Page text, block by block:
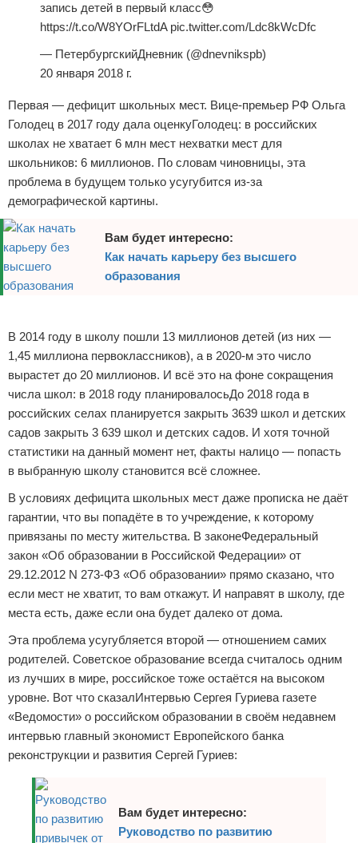
запись детей в первый класс😳
https://t.co/W8YOrFLtdA pic.twitter.com/Ldc8kWcDfc
— ПетербургскийДневник (@dnevnikspb)
20 января 2018 г.
Первая — дефицит школьных мест. Вице-премьер РФ Ольга
Голодец в 2017 году дала оценкуГолодец: в российских
школах не хватает 6 млн мест нехватки мест для
школьников: 6 миллионов. По словам чиновницы, эта
проблема в будущем только усугубится из-за
демографической картины.
Вам будет интересно:
Как начать карьеру без высшего
образования
В 2014 году в школу пошли 13 миллионов детей (из них —
1,45 миллиона первоклассников), а в 2020-м это число
вырастет до 20 миллионов. И всё это на фоне сокращения
числа школ: в 2018 году планировалосьДо 2018 года в
российских селах планируется закрыть 3639 школ и детских
садов закрыть 3 639 школ и детских садов. И хотя точной
статистики на данный момент нет, факты налицо — попасть
в выбранную школу становится всё сложнее.
В условиях дефицита школьных мест даже прописка не даёт
гарантии, что вы попадёте в то учреждение, к которому
привязаны по месту жительства. В законеФедеральный
закон «Об образовании в Российской Федерации» от
29.12.2012 N 273-ФЗ «Об образовании» прямо сказано, что
если мест не хватит, то вам откажут. И направят в школу, где
места есть, даже если она будет далеко от дома.
Эта проблема усугубляется второй — отношением самих
родителей. Советское образование всегда считалось одним
из лучших в мире, российское тоже остаётся на высоком
уровне. Вот что сказалИнтервью Сергея Гуриева газете
«Ведомости» о российском образовании в своём недавнем
интервью главный экономист Европейского банка
реконструкции и развития Сергей Гуриев:
Вам будет интересно:
Руководство по развитию